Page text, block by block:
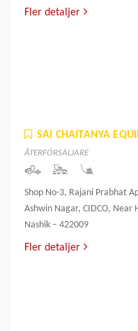
Fler detaljer
SAI CHAITANYA
ÅTERFÖRSÄLJARE
Shop No-3, Rajani Prabhat
Ashwin Nagar, CIDCO,
Nashik – 422009
Fler detaljer